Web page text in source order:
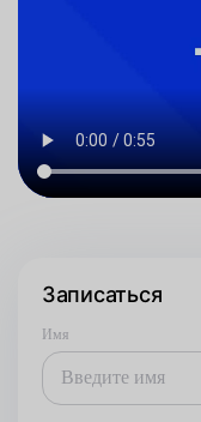
Записаться
Имя